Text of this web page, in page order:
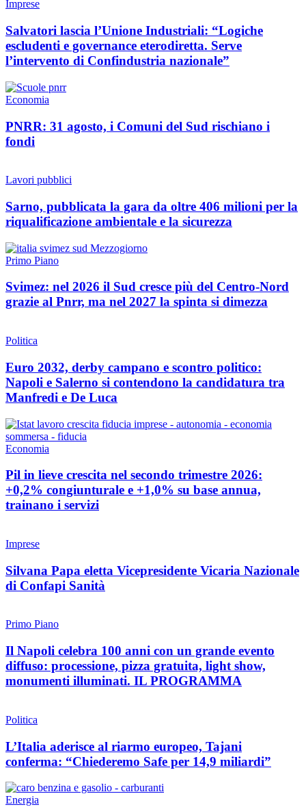
Imprese
Salvatori lascia l’Unione Industriali: “Logiche
escludenti e governance eterodiretta. Serve
l’intervento di Confindustria nazionale”
Economia
PNRR: 31 agosto, i Comuni del Sud rischiano i
fondi
Lavori pubblici
Sarno, pubblicata la gara da oltre 406 milioni per la
riqualificazione ambientale e la sicurezza
Primo Piano
Svimez: nel 2026 il Sud cresce più del Centro-Nord
grazie al Pnrr, ma nel 2027 la spinta si dimezza
Politica
Euro 2032, derby campano e scontro politico:
Napoli e Salerno si contendono la candidatura tra
Manfredi e De Luca
Economia
Pil in lieve crescita nel secondo trimestre 2026:
+0,2% congiunturale e +1,0% su base annua,
trainano i servizi
Imprese
Silvana Papa eletta Vicepresidente Vicaria Nazionale
di Confapi Sanità
Primo Piano
Il Napoli celebra 100 anni con un grande evento
diffuso: processione, pizza gratuita, light show,
monumenti illuminati. IL PROGRAMMA
Politica
L’Italia aderisce al riarmo europeo, Tajani
conferma: “Chiederemo Safe per 14,9 miliardi”
Energia